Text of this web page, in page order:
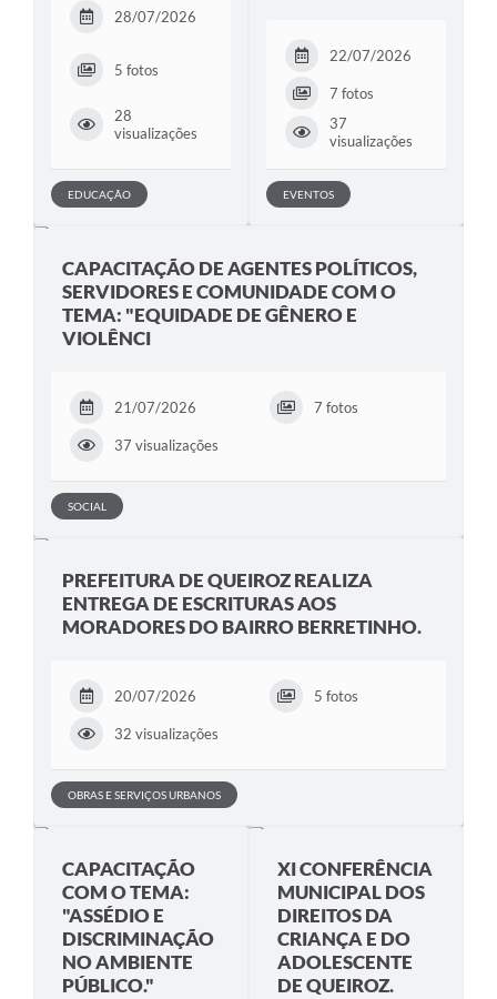
28/07/2026
5 fotos
28
visualizações
EDUCAÇÃO
22/07/2026
7 fotos
37
visualizações
EVENTOS
CAPACITAÇÃO DE AGENTES POLÍTICOS,
SERVIDORES E COMUNIDADE COM O
TEMA: "EQUIDADE DE GÊNERO E
VIOLÊNCI
21/07/2026 7 fotos
37 visualizações
SOCIAL
PREFEITURA DE QUEIROZ REALIZA
ENTREGA DE ESCRITURAS AOS
MORADORES DO BAIRRO BERRETINHO.
20/07/2026 5 fotos
32 visualizações
OBRAS E SERVIÇOS URBANOS
CAPACITAÇÃO
COM O TEMA:
"ASSÉDIO E
DISCRIMINAÇÃO
NO AMBIENTE
PÚBLICO."
XI CONFERÊNCIA
MUNICIPAL DOS
DIREITOS DA
CRIANÇA E DO
ADOLESCENTE
DE QUEIROZ.